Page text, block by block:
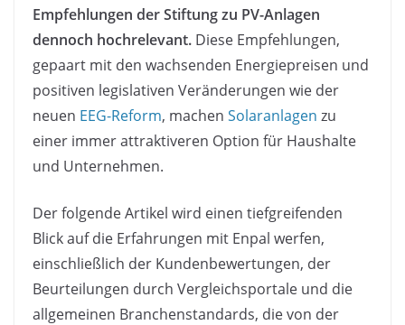
Empfehlungen der Stiftung zu PV-Anlagen
dennoch hochrelevant. Diese Empfehlungen,
gepaart mit den wachsenden Energiepreisen und
positiven legislativen Veränderungen wie der
neuen EEG-Reform, machen Solaranlagen zu
einer immer attraktiveren Option für Haushalte
und Unternehmen.
Der folgende Artikel wird einen tiefgreifenden
Blick auf die Erfahrungen mit Enpal werfen,
einschließlich der Kundenbewertungen, der
Beurteilungen durch Vergleichsportale und die
allgemeinen Branchenstandards, die von der